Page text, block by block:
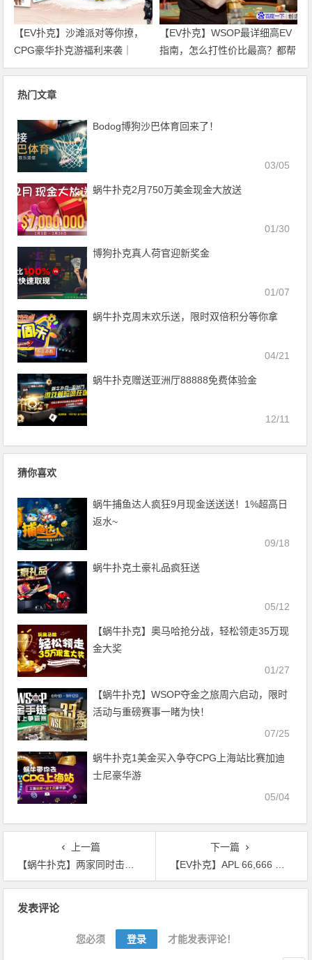
【EV扑克】沙滩派对等你撩，
CPG豪华扑克游福利来袭｜
WSOP金手链免费赛天天开打！
【EV扑克】WSOP最详细高EV
指南，怎么打性价比最高？都帮
你整理好了！
热门文章
Bodog博狗沙巴体育回来了！
03/05
蜗牛扑克2月750万美金现金大放送
01/30
博狗扑克真人荷官迎新奖金
01/07
蜗牛扑克周末欢乐送，限时双倍积分等你拿
04/21
蜗牛扑克赠送亚洲厅88888免费体验金
12/11
猜你喜欢
蜗牛捕鱼达人疯狂9月现金送送送！1%超高日
返水~
09/18
蜗牛扑克土豪礼品疯狂送
05/12
【蜗牛扑克】奥马哈抢分战，轻松领走35万现
金大奖
01/27
【蜗牛扑克】​WSOP夺金之旅周六启动，限时
活动与重磅赛事一睹为快！
07/25
蜗牛扑克1美金买入争夺CPG上海站比赛加迪
士尼豪华游
05/04
上一篇
【蜗牛扑克】两家同时击中同花，国人惊险度过再次夺冠！每晚八点生肖之王等你来战
下一篇
【EV扑克】APL 66,666 回馈赛
发表评论
您必须 登录 才能发表评论！